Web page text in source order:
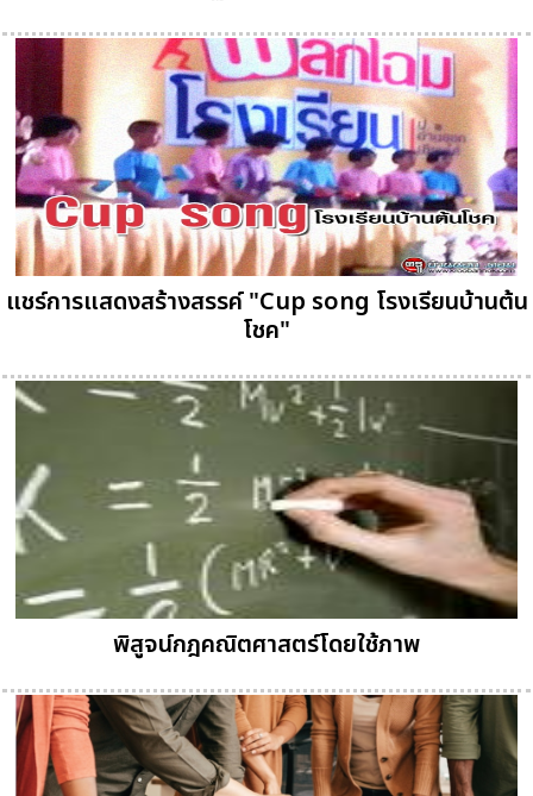
แชร์การแสดงสร้างสรรค์ "Cup song โรงเรียนบ้านต้น
โชค"
พิสูจน์กฎคณิตศาสตร์โดยใช้ภาพ